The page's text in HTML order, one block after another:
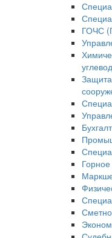
ГОЧС